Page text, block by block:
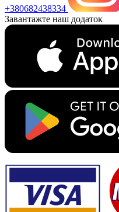
+380682438334
Завантажте наш додаток